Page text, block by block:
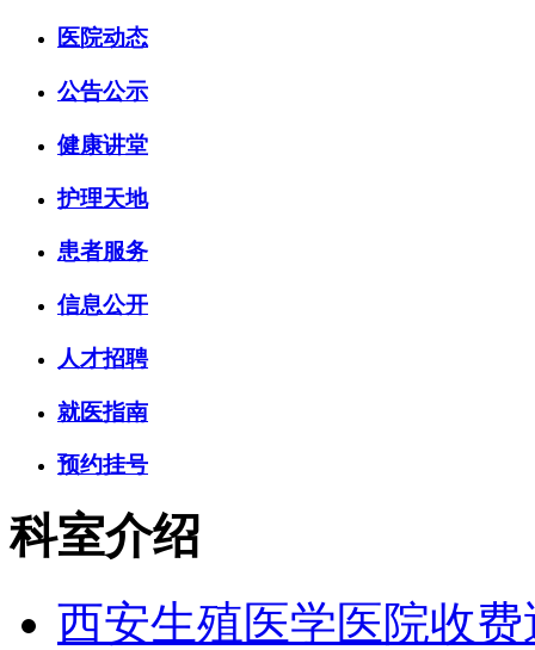
医院动态
公告公示
健康讲堂
护理天地
患者服务
信息公开
人才招聘
就医指南
预约挂号
科室介绍
西安生殖医学医院收